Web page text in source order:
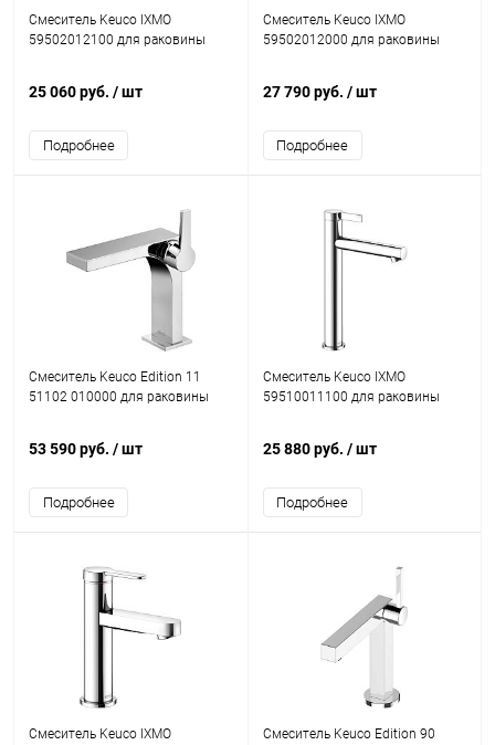
Смеситель Keuco IXMO
59502012100 для раковины
25 060 руб. / шт
Подробнее
Смеситель Keuco IXMO
59502012000 для раковины
27 790 руб. / шт
Подробнее
Смеситель Keuco Edition 11
51102 010000 для раковины
53 590 руб. / шт
Подробнее
Смеситель Keuco IXMO
59510011100 для раковины
25 880 руб. / шт
Подробнее
Смеситель Keuco IXMO
Смеситель Keuco Edition 90